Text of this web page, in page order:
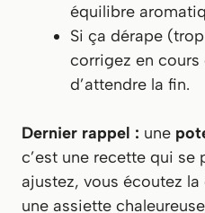
équilibre
Si ça dérape
corrigez en
d’attendre la fin.
Dernier rappel : une
c’est une recette qui se
ajustez, vous écoutez
une assiette